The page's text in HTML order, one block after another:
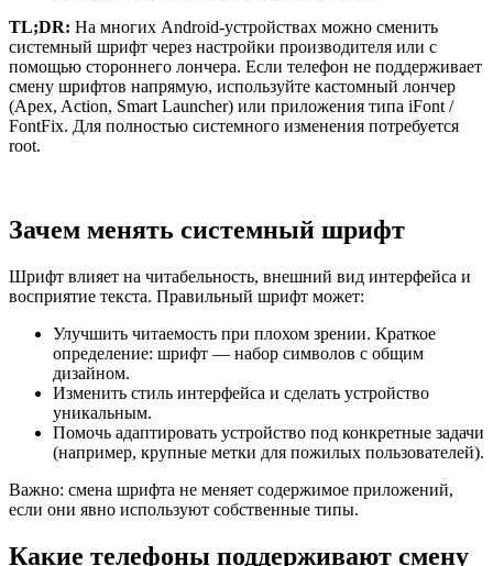
TL;DR: На многих Android‑устройствах можно сменить
системный шрифт через настройки производителя или с
помощью стороннего лончера. Если телефон не поддерживает
смену шрифтов напрямую, используйте кастомный лончер
(Apex, Action, Smart Launcher) или приложения типа iFont /
FontFix. Для полностью системного изменения потребуется
root.
Зачем менять системный шрифт
Шрифт влияет на читабельность, внешний вид интерфейса и
восприятие текста. Правильный шрифт может:
Улучшить читаемость при плохом зрении. Краткое
определение: шрифт — набор символов с общим
дизайном.
Изменить стиль интерфейса и сделать устройство
уникальным.
Помочь адаптировать устройство под конкретные задачи
(например, крупные метки для пожилых пользователей).
Важно: смена шрифта не меняет содержимое приложений,
если они явно используют собственные типы.
Какие телефоны поддерживают смену